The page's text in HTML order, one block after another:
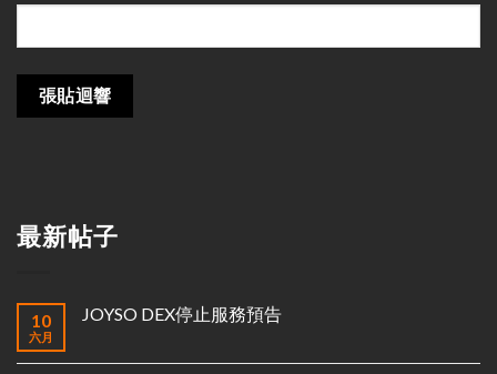
最新帖子
10
六月
JOYSO DEX停止服務預告